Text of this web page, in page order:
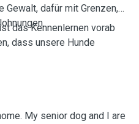
dafür mit Grenzen,
das Kennenlernen vorab
dass unsere Hunde
My senior dog and I are